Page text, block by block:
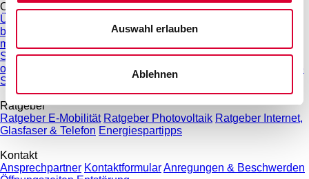
Auswahl erlauben
Ablehnen
Online-Services
Übersicht Online-Services
beantragen
Zählerstand melden Einspeiser-Portal
melden
Stromverträgen Vorteilskarte SEPA-Lastschrift-Mandat Termin
online vereinbaren
Antrag Umlagenreduzierung Wärmepumpe
Störung melden
Ratgeber
Ratgeber E-Mobilität Ratgeber Photovoltaik Ratgeber Internet,
Glasfaser & Telefon Energiespartipps
Kontakt
Ansprechpartner KontaktformularAnregungen & Beschwerden